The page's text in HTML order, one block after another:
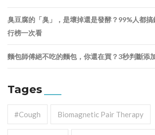
臭豆腐的「臭」，是壞掉還是發酵？99%人都
行榜一次看
麵包師傅絕不吃的麵包，你還在買？3秒判斷添
Tages
#cough Biomagnetic Pair Therapy